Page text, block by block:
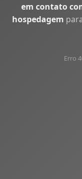
em contato
hospedagem
Erro